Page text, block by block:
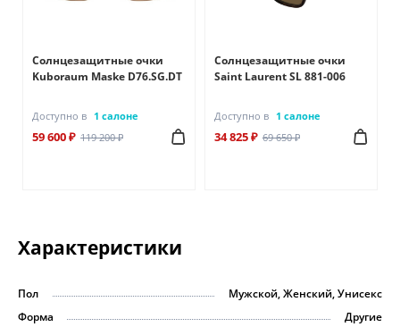
Солнцезащитные очки
Kuboraum Maske D76.SG.DT
Доступно в 1 салоне
59 600 ₽ 119 200 ₽
Солнцезащитные очки
Saint Laurent SL 881-006
Доступно в 1 салоне
34 825 ₽ 69 650 ₽
Характеристики
Пол
Мужской, Женский, Унисекс
Форма
Другие